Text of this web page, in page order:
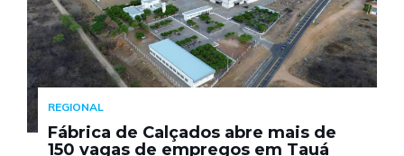
REGIONAL
Fábrica de Calçados abre mais de
150 vagas de empregos em Tauá